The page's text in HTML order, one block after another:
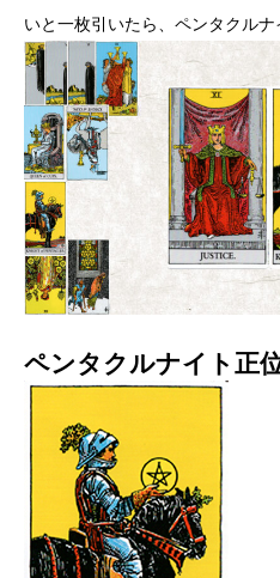
いと一枚引いたら、ペンタクル
ペンタクルナイト正